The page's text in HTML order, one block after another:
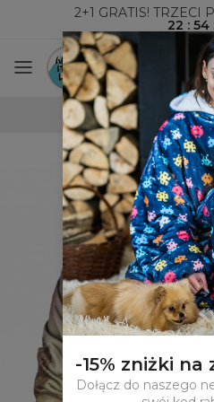
2+1 GRATIS! TRZECI
22: 54
100-DNIOWE
-15% zniżki na
Dołącz do naszego